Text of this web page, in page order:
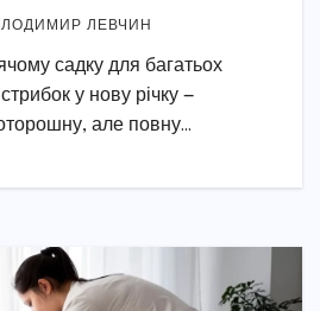
ЛЕВЧИН
садку для багатьох
у нову річку —
але повну…